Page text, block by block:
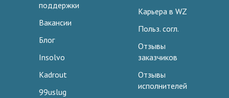
поддержки
Вакансии
Блог
Insolvo
Kadrout
99uslug
Карьера в WZ
Польз. согл.
Отзывы
заказчиков
Отзывы
исполнителей